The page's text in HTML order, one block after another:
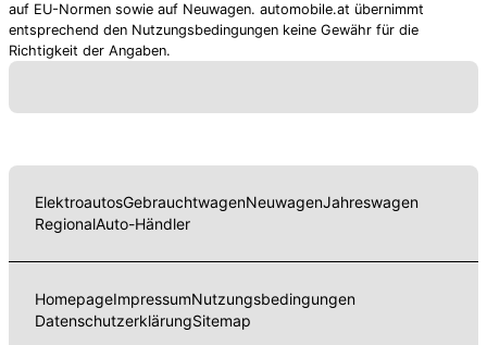
auf EU-Normen sowie auf Neuwagen. automobile.at übernimmt
entsprechend den Nutzungsbedingungen keine Gewähr für die
Richtigkeit der Angaben.
ElektroautosGebrauchtwagenNeuwagenJahreswagen
RegionalAuto-Händler
HomepageImpressumNutzungsbedingungen
DatenschutzerklärungSitemap